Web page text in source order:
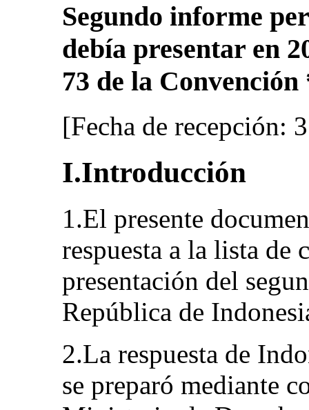
Segundo informe
debía presentar en
73 de la
[Fecha de recepción:
I.Introducción
1.El presente
respuesta a la lista de
presentación del
República de
2.La respuesta de
se preparó mediante